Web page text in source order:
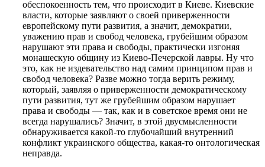
обеспокоенность тем, что происходит в Киеве. Киевские
власти, которые заявляют о своей приверженности
европейскому пути развития, а значит, демократии,
уважению прав и свобод человека, грубейшим образом
нарушают эти права и свободы, практически изгоняя
монашескую общину из Киево-Печерской лавры. Ну что
это, как не издевательство над самим принципом прав и
свобод человека? Разве можно тогда верить режиму,
который, заявляя о приверженности демократическому
пути развития, тут же грубейшим образом нарушает
права и свободы — так, как и в советское время они не
всегда нарушались? Значит, в этой двусмысленности
обнаруживается какой-то глубочайший внутренний
конфликт украинского общества, какая-то онтологическая
неправда.